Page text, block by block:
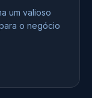
um valioso
o negócio